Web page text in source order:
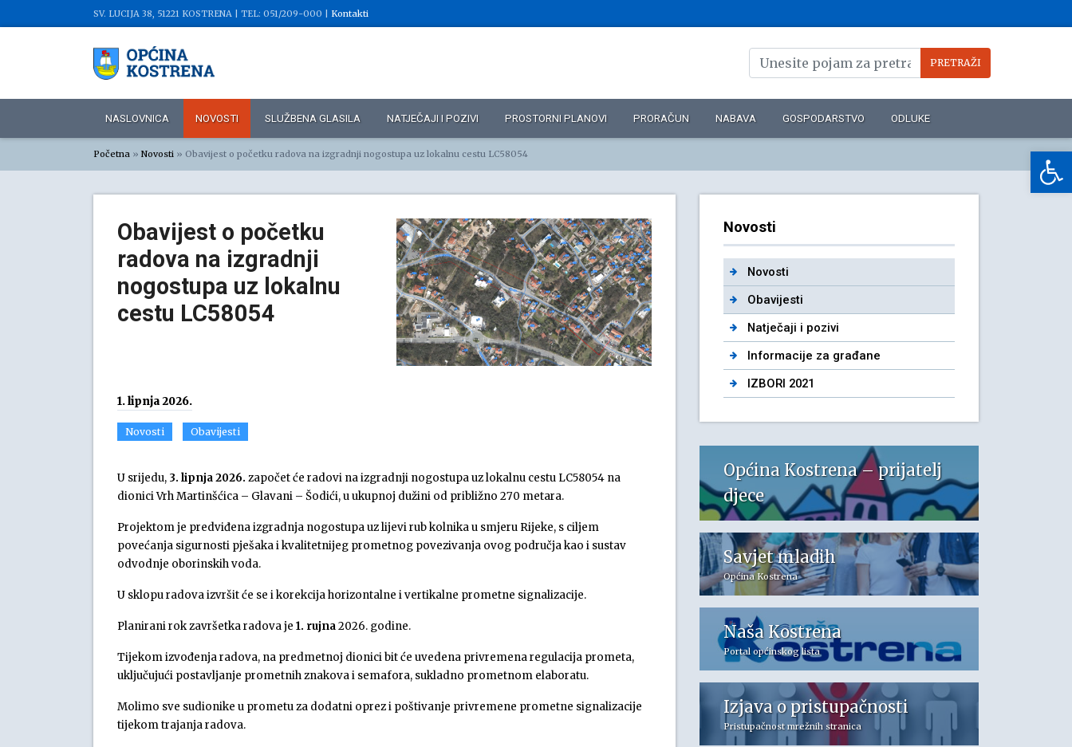
SV. LUCIJA 38, 51221 KOSTRENA | TEL: 051/209-000 | Kontakti
NASLOVNICA NOVOSTI SLUŽBENA GLASILA NATJEČAJI I POZIVI PROSTORNI PLANOVI PRORAČUN NABAVA GOSPODARSTVO ODLUKE
Početna » Novosti » Obavijest o početku radova na izgradnji nogostupa uz lokalnu cestu LC58054
Obavijest o početku
radova na izgradnji
nogostupa uz lokalnu
cestu LC58054
1. lipnja 2026.
Novosti Obavijesti
U srijedu, 3. lipnja 2026. započet će radovi na izgradnji nogostupa uz lokalnu cestu LC58054 na
dionici Vrh Martinšćica – Glavani – Šodići, u ukupnoj dužini od približno 270 metara.
Projektom je predviđena izgradnja nogostupa uz lijevi rub kolnika u smjeru Rijeke, s ciljem
povećanja sigurnosti pješaka i kvalitetnijeg prometnog povezivanja ovog područja kao i sustav
odvodnje oborinskih voda.
U sklopu radova izvršit će se i korekcija horizontalne i vertikalne prometne signalizacije.
Planirani rok završetka radova je 1. rujna2026. godine.
Tijekom izvođenja radova, na predmetnoj dionici bit će uvedena privremena regulacija prometa,
uključujući postavljanje prometnih znakova i semafora, sukladno prometnom elaboratu.
Molimo sve sudionike u prometu za dodatni oprez i poštivanje privremene prometne signalizacije
tijekom trajanja radova.
Novosti
Novosti
Obavijesti
Natječaji i pozivi
Informacije za građane
IZBORI 2021
Općina Kostrena – prijatelj
djece
Savjet mladih
Općina Kostrena
Naša Kostrena
Portal općinskog lista
Izjava o pristupačnosti
Pristupačnost mrežnih stranica